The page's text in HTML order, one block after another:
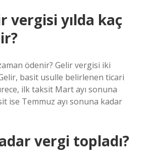
vergisi yılda kaç
ödenir? Gelir vergisi iki
basit usulle belirlenen ticari
ilk taksit Mart ayı sonuna
ise Temmuz ayı sonuna kadar
vergi topladı?